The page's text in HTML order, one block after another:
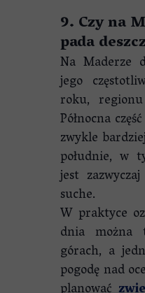
9. Czy na
pada
Na Maderze
jego
roku,
Północna
zwykle
południe, w
jest
suche.
W praktyce
dnia
górach, a
pogodę nad